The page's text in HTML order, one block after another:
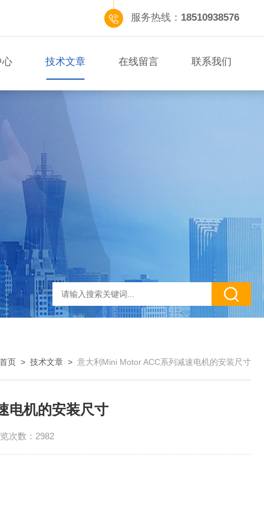
服务热线： 18510938576
心 技术文章 在线留言 联系我们
首页 > 技术文章 > 意大利Mini Motor ACC系列减速电机的安装尺寸
电机的安装尺寸
次数：2982